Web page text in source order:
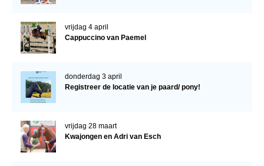
vrijdag 4 april
Cappuccino van Paemel
donderdag 3 april
Registreer de locatie van je paard/ pony!
vrijdag 28 maart
Kwajongen en Adri van Esch